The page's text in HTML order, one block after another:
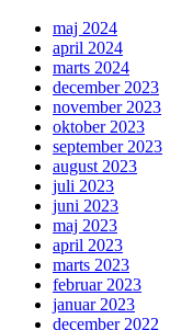
maj 2024
april 2024
marts 2024
december 2023
november 2023
oktober 2023
september 2023
august 2023
juli 2023
juni 2023
maj 2023
april 2023
marts 2023
februar 2023
januar 2023
december 2022